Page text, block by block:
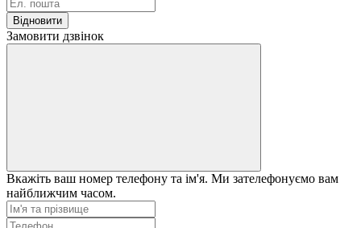
Відновити
Замовити дзвінок
Вкажіть ваш номер телефону та ім'я. Ми зателефонуємо вам
найближчим часом.